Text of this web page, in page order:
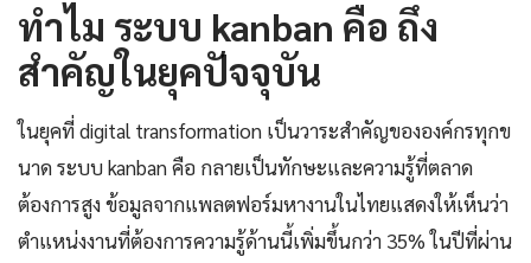
ทำไม ระบบ kanban คือ ถึง
สำคัญในยุคปัจจุบัน
ในยุคที่ digital transformation เป็นวาระสำคัญขององค์กรทุกข
นาด ระบบ kanban คือ กลายเป็นทักษะและความรู้ที่ตลาด
ต้องการสูง ข้อมูลจากแพลตฟอร์มหางานในไทยแสดงให้เห็นว่า
ตำแหน่งงานที่ต้องการความรู้ด้านนี้เพิ่มขึ้นกว่า 35% ในปีที่ผ่าน